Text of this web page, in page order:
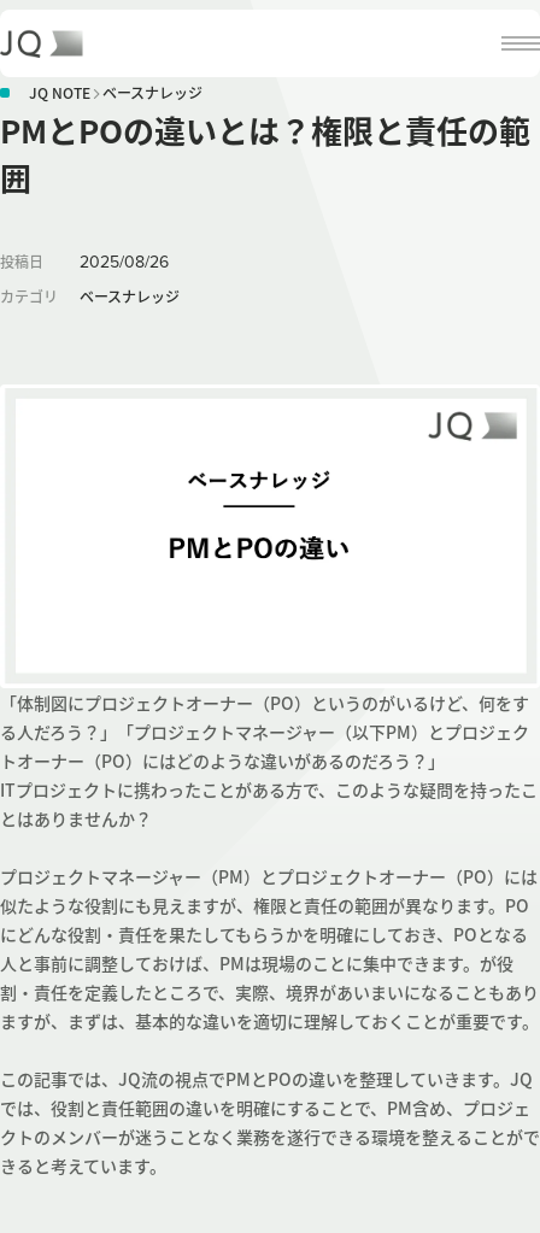
PMとPOの違いとは？権限と責任の範
囲
JQ NOTE ベースナレッジ
投稿日 2025/08/26
カテゴリ ベースナレッジ
「体制図にプロジェクトオーナー（PO）というのがいるけど、何をす
る人だろう？」「プロジェクトマネージャー（以下PM）とプロジェク
トオーナー（PO）にはどのような違いがあるのだろう？」
ITプロジェクトに携わったことがある方で、このような疑問を持ったこ
とはありませんか？
プロジェクトマネージャー（PM）とプロジェクトオーナー（PO）には
似たような役割にも見えますが、権限と責任の範囲が異なります。PO
にどんな役割・責任を果たしてもらうかを明確にしておき、POとなる
人と事前に調整しておけば、PMは現場のことに集中できます。が役
割・責任を定義したところで、実際、境界があいまいになることもあり
ますが、まずは、基本的な違いを適切に理解しておくことが重要です。
この記事では、JQ流の視点でPMとPOの違いを整理していきます。JQ
では、役割と責任範囲の違いを明確にすることで、PM含め、プロジェ
クトのメンバーが迷うことなく業務を遂行できる環境を整えることがで
きると考えています。